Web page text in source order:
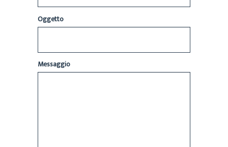
Oggetto
Messaggio